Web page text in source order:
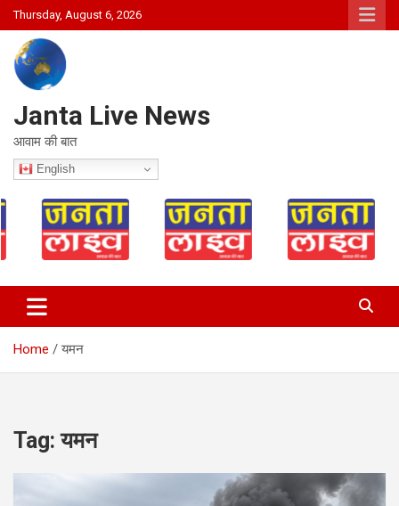
Skip
to
content
Thursday, August 6, 2026
Janta Live News
आवाम की बात
English
Home यमन
Tag:यमन